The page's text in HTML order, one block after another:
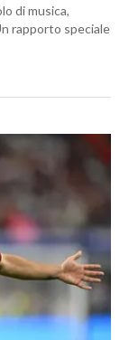
di musica,
rapporto speciale